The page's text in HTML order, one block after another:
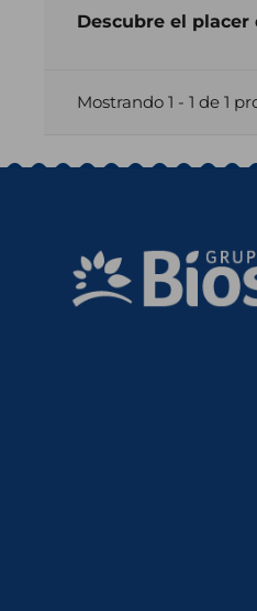
Descubre el placer
Mostrando 1 - 1 de 1